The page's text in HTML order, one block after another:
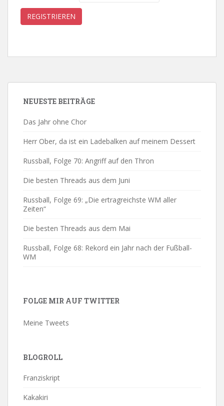
NEUESTE BEITRÄGE
Das Jahr ohne Chor
Herr Ober, da ist ein Ladebalken auf meinem Dessert
Russball, Folge 70: Angriff auf den Thron
Die besten Threads aus dem Juni
Russball, Folge 69: „Die ertragreichste WM aller
Zeiten“
Die besten Threads aus dem Mai
Russball, Folge 68: Rekord ein Jahr nach der Fußball-
WM
FOLGE MIR AUF TWITTER
Meine Tweets
BLOGROLL
Franziskript
Kakakiri